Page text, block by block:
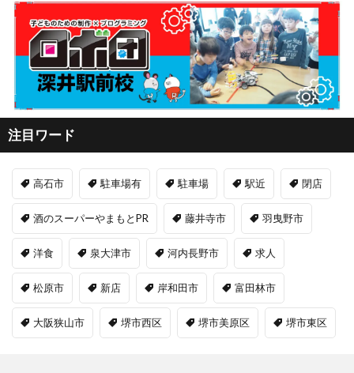
注目ワード
高石市 駐車場有 駐車場 駅近 閉店
酒のスーパーやまもとPR 藤井寺市 羽曳野市
洋食 泉大津市 河内長野市 求人
松原市 新店 岸和田市 富田林市
大阪狭山市 堺市西区 堺市美原区 堺市東区